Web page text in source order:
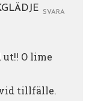
ut!! O lime
vid tillfälle.
SVARA